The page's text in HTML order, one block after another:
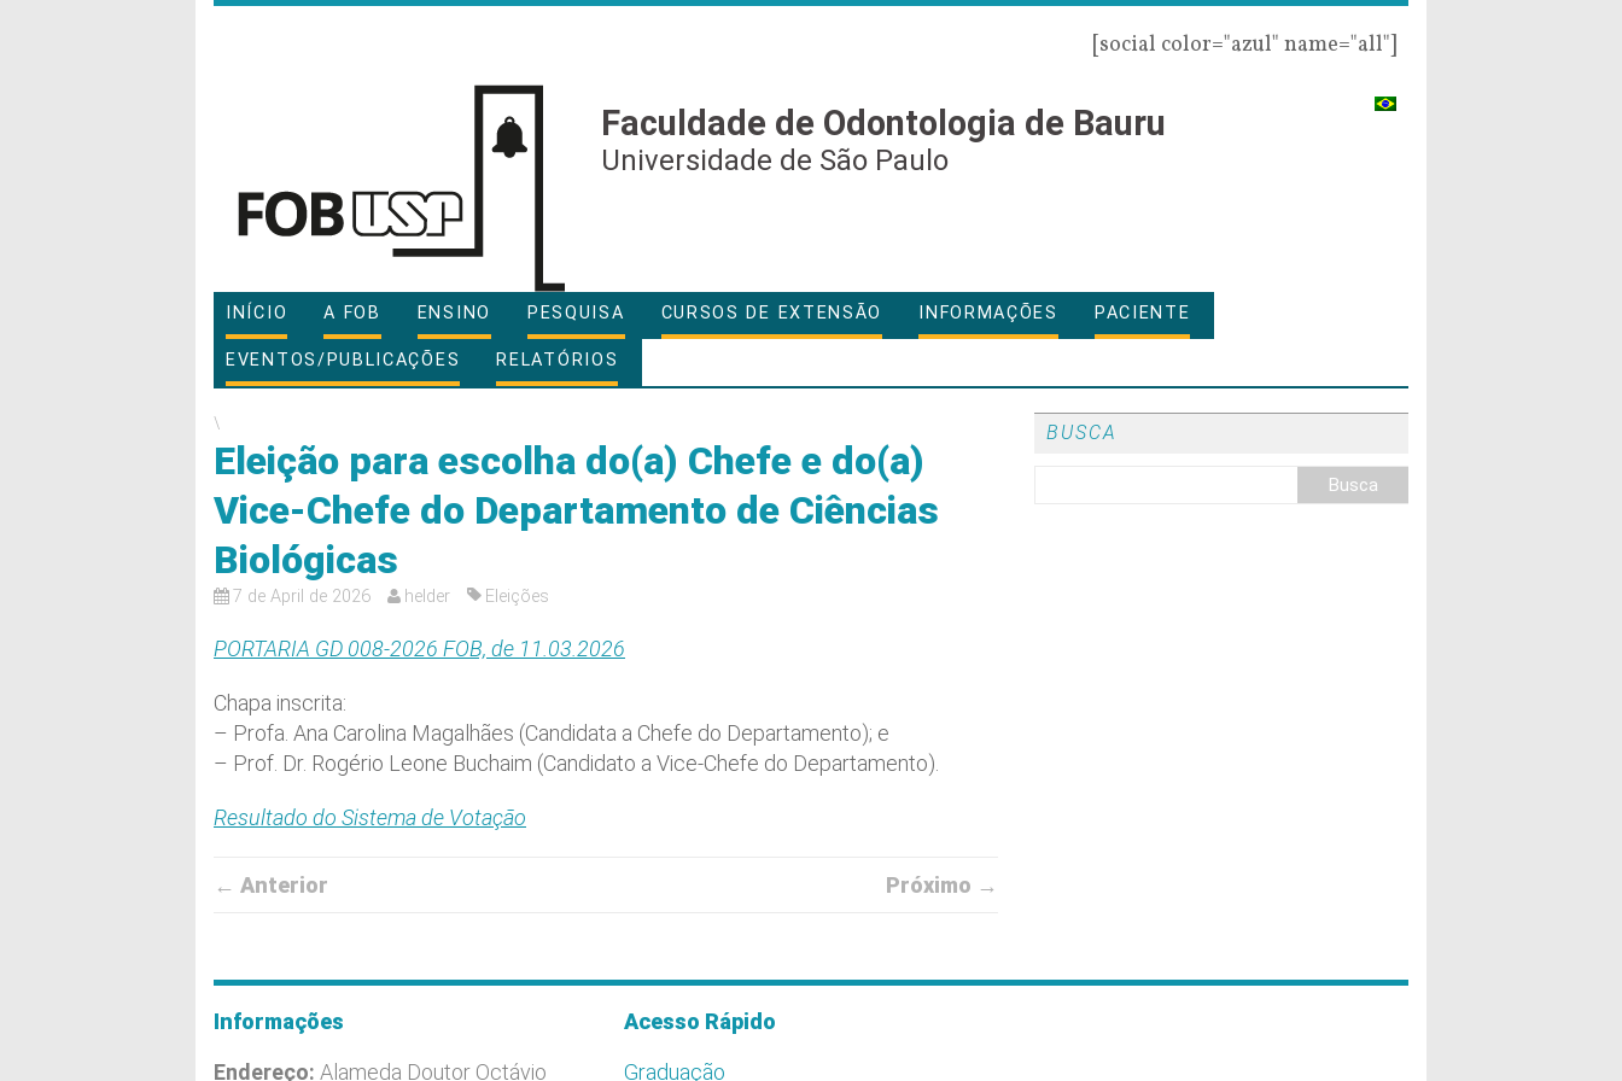
[social color="azul" name="all"]
Faculdade de Odontologia de Bauru
Universidade de São Paulo
INÍCIO A FOB ENSINO PESQUISA CURSOS DE EXTENSÃO INFORMAÇÕES PACIENTE
EVENTOS/PUBLICAÇÕES RELATÓRIOS
\
Eleição para escolha do(a) Chefe e do(a)
Vice-Chefe do Departamento de Ciências
Biológicas
7 de April de 2026 helder Eleições
PORTARIA GD 008-2026 FOB, de 11.03.2026
Chapa inscrita:
– Profa. Ana Carolina Magalhães (Candidata a Chefe do Departamento); e
– Prof. Dr. Rogério Leone Buchaim (Candidato a Vice-Chefe do Departamento).
Resultado do Sistema de Votação
← Anterior Próximo →
BUSCA
Informações
Endereço: Alameda Doutor Octávio
Acesso Rápido
Graduação